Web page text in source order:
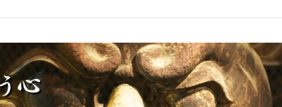
ヨー
所 墓石 石材販売